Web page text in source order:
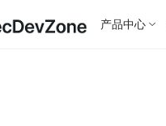
产品中心